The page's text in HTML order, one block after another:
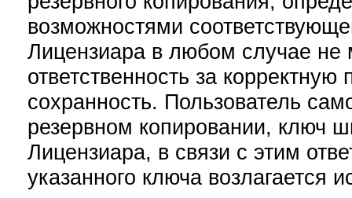
возможностями
Лицензиара в любом случае не
ответственность за
сохранность. Пользователь
резервном копировании, ключ
Лицензиара, в связи с этим
указанного ключа возлагается